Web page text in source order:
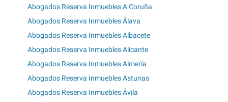
Abogados Reserva Inmuebles A Coruña
Abogados Reserva Inmuebles Álava
Abogados Reserva Inmuebles Albacete
Abogados Reserva Inmuebles Alicante
Abogados Reserva Inmuebles Almería
Abogados Reserva Inmuebles Asturias
Abogados Reserva Inmuebles Ávila